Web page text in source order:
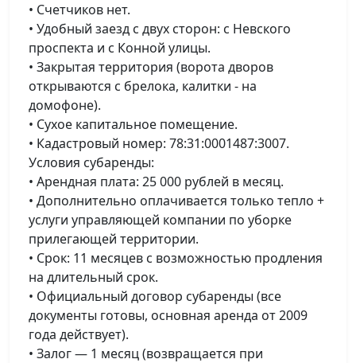
• Счетчиков нет.
• Удобный заезд с двух сторон: с Невского
проспекта и с Конной улицы.
• Закрытая территория (ворота дворов
открываются с брелока, калитки - на
домофоне).
• Сухое капитальное помещение.
• Кадастровый номер: 78:31:0001487:3007.
Условия субаренды:
• Арендная плата: 25 000 рублей в месяц.
• Дополнительно оплачивается только тепло +
услуги управляющей компании по уборке
прилегающей территории.
• Срок: 11 месяцев с возможностью продления
на длительный срок.
• Официальный договор субаренды (все
документы готовы, основная аренда от 2009
года действует).
• Залог — 1 месяц (возвращается при